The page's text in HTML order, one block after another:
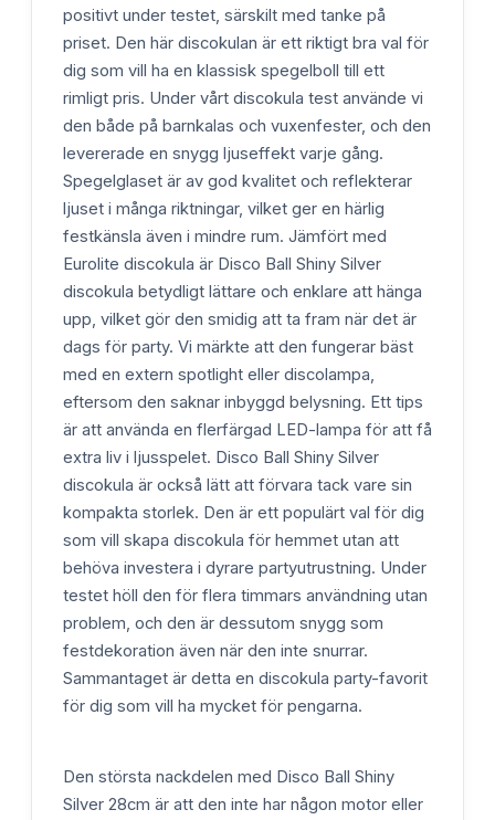
positivt under testet, särskilt med tanke på
priset. Den här discokulan är ett riktigt bra val för
dig som vill ha en klassisk spegelboll till ett
rimligt pris. Under vårt discokula test använde vi
den både på barnkalas och vuxenfester, och den
levererade en snygg ljuseffekt varje gång.
Spegelglaset är av god kvalitet och reflekterar
ljuset i många riktningar, vilket ger en härlig
festkänsla även i mindre rum. Jämfört med
Eurolite discokula är Disco Ball Shiny Silver
discokula betydligt lättare och enklare att hänga
upp, vilket gör den smidig att ta fram när det är
dags för party. Vi märkte att den fungerar bäst
med en extern spotlight eller discolampa,
eftersom den saknar inbyggd belysning. Ett tips
är att använda en flerfärgad LED-lampa för att få
extra liv i ljusspelet. Disco Ball Shiny Silver
discokula är också lätt att förvara tack vare sin
kompakta storlek. Den är ett populärt val för dig
som vill skapa discokula för hemmet utan att
behöva investera i dyrare partyutrustning. Under
testet höll den för flera timmars användning utan
problem, och den är dessutom snygg som
festdekoration även när den inte snurrar.
Sammantaget är detta en discokula party-favorit
för dig som vill ha mycket för pengarna.
Den största nackdelen med Disco Ball Shiny
Silver 28cm är att den inte har någon motor eller